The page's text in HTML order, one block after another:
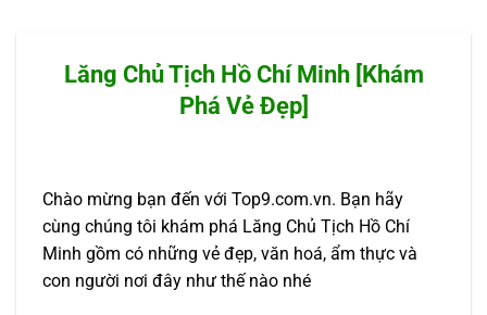
Lăng Chủ Tịch Hồ Chí Minh [Khám
Phá Vẻ Đẹp]
Chào mừng bạn đến với Top9.com.vn. Bạn hãy
cùng chúng tôi khám phá Lăng Chủ Tịch Hồ Chí
Minh gồm có những vẻ đẹp, văn hoá, ẩm thực và
con người nơi đây như thế nào nhé